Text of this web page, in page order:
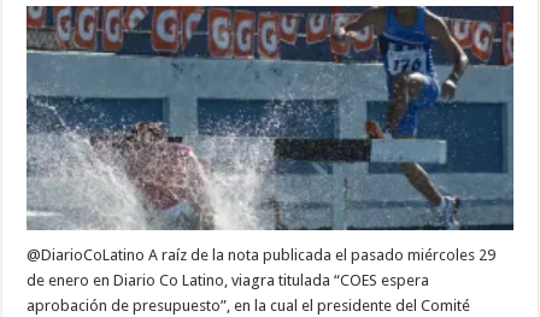
aclara
situación
del
presupuesto
para
Veracruz
2014
@DiarioCoLatino A raíz de la nota publicada el pasado miércoles 29
de enero en Diario Co Latino, viagra titulada “COES espera
aprobación de presupuesto”, en la cual el presidente del Comité